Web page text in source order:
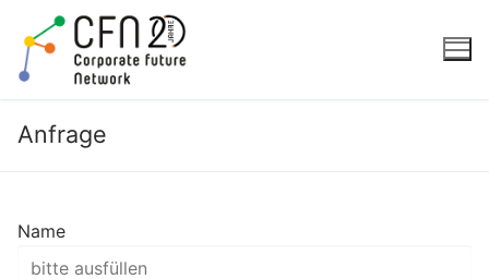
Inhalt
springen
Anfrage
Name